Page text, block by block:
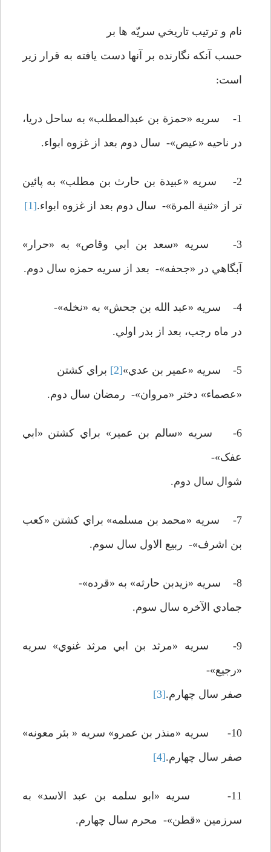
نام و ترتيب تاريخي سريّه ها بر
حسب آنکه نگارنده بر آنها دست يافته به قرار زير
است:
1- سريه «حمزة بن عبدالمطلب» به ساحل دريا،
در ناحيه «عيص»- سال دوم بعد از غزوه ابواء.
2- سريه «عبيدة بن حارث بن مطلب» به پائين
تر از «ثنية المرة»- سال دوم بعد از غزوه ابواء.[1]
3- سريه «سعد بن ابي وقاص» به «حرار»
آبگاهي در «جحفه»- بعد از سريه حمزه سال دوم.
4- سريه «عبد الله بن جحش» به «نخله»-
در ماه رجب، بعد از بدر اولي.
5- سريه «عمير بن عدي» [2]
براي کشتن
«عصماء» دختر «مروان»- رمضان سال دوم.
6- سريه «سالم بن عمير» براي کشتن «ابي
عفک»-
شوال سال دوم.
7- سريه «محمد بن مسلمه» براي کشتن «کعب
بن اشرف»- ربيع الاول سال سوم.
8- سريه «زيدبن حارثه» به «قرده»-
جمادي الآخره سال سوم.
9- سريه «مرثد بن ابي مرثد غنوي» سريه
«رجيع»-
صفر سال چهارم.[3]
10- سريه «منذر بن عمرو» سريه « بئر معونه»
صفر سال چهارم.[4]
11- سريه «ابو سلمه بن عبد الاسد» به
سرزمين «قطن»- محرم سال چهارم.